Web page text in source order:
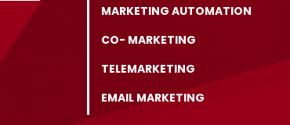
MARKETING AUTOMATION
CO- MARKETING
TELEMARKETING
EMAIL MARKETING